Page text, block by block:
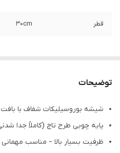
قطر ۳۰cm
توضیحات
شیشه بوروسیلیکات شفاف با
پایه چوبی طرح تاج (کاملاً جدا
ظرفیت بسیار بالا – مناسب